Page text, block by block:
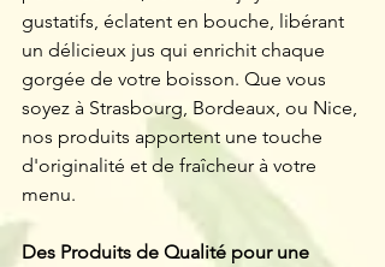
gustatifs, éclatent en bouche, libérant
un délicieux jus qui enrichit chaque
gorgée de votre boisson. Que vous
soyez à Strasbourg, Bordeaux, ou Nice,
nos produits apportent une touche
d'originalité et de fraîcheur à votre
menu.
Des Produits de Qualité pour une